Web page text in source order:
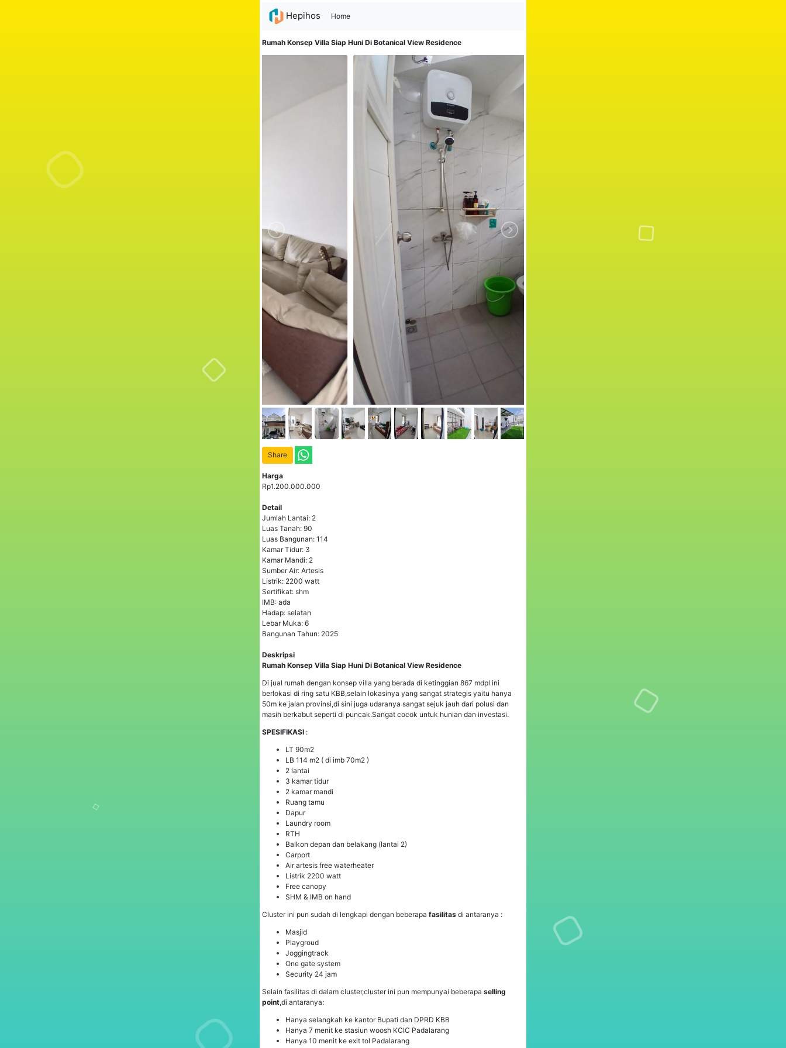
Hepihos Home(current)
Rumah Konsep Villa Siap Huni Di Botanical View Residence
Share
Harga
Rp1.200.000.000
Detail
Jumlah Lantai: 2
Luas Tanah: 90
Luas Bangunan: 114
Kamar Tidur: 3
Kamar Mandi: 2
Sumber Air: Artesis
Listrik: 2200 watt
Sertifikat: shm
IMB: ada
Hadap: selatan
Lebar Muka: 6
Bangunan Tahun: 2025
Deskripsi
Rumah Konsep Villa Siap Huni Di Botanical View Residence
Di jual rumah dengan konsep villa yang berada di ketinggian 867 mdpl ini
berlokasi di ring satu KBB,selain lokasinya yang sangat strategis yaitu hanya
50m ke jalan provinsi,di sini juga udaranya sangat sejuk jauh dari polusi dan
masih berkabut seperti di puncak.Sangat cocok untuk hunian dan investasi.
SPESIFIKASI:
LT 90m2
LB 114 m2 ( di imb 70m2 )
2 lantai
3 kamar tidur
2 kamar mandi
Ruang tamu
Dapur
Laundry room
RTH
Balkon depan dan belakang (lantai 2)
Carport
Air artesis free waterheater
Listrik 2200 watt
Free canopy
SHM & IMB on hand
Cluster ini pun sudah di lengkapi dengan beberapa fasilitasdi antaranya :
Masjid
Playgroud
Joggingtrack
One gate system
Security 24 jam
Selain fasilitas di dalam cluster,cluster ini pun mempunyai beberapa selling
point,di antaranya:
Hanya selangkah ke kantor Bupati dan DPRD KBB
Hanya 7 menit ke stasiun woosh KCIC Padalarang
Hanya 10 menit ke exit tol Padalarang